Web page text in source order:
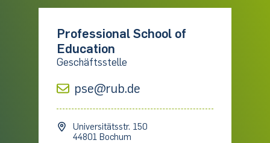
Professional School of
Education
Geschäftsstelle
pse@rub.de
Universitätsstr. 150
44801 Bochum